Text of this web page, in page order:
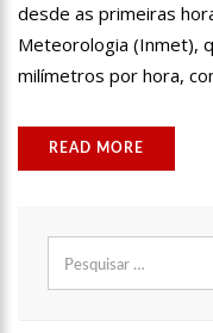
HISSA ABRAHÃO
22:45 HISSA ABRAHÃO
TECNOLOGIA
desde as primeiras
Meteorologia (Inmet),
milímetros por hora,
READ MORE
por: